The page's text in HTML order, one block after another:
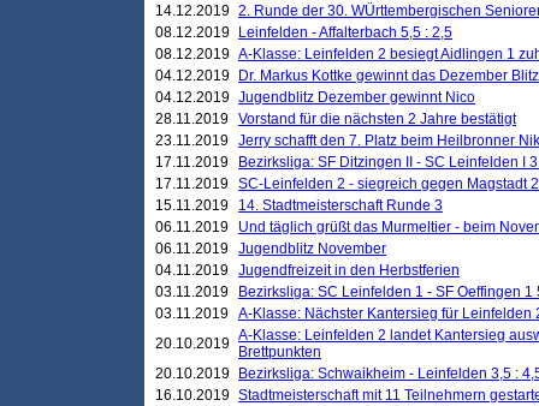
14.12.2019 2. Runde der 30. WÜrttembergischen
08.12.2019
Leinfelden - Affalterbach 5,5 : 2,5
08.12.2019 A-Klasse: Leinfelden 2 besiegt Aidlingen 1
04.12.2019
Dr. Markus Kottke gewinnt das Dezember
04.12.2019 Jugendblitz Dezember gewinnt Nico
28.11.2019 Vorstand für die nächsten 2 Jahre bestätigt
23.11.2019 Jerry schafft den 7. Platz beim Heilbronner
17.11.2019
Bezirksliga: SF Ditzingen II - SC Leinfelden I
17.11.2019 SC-Leinfelden 2 - siegreich gegen Magstadt 2
15.11.2019
14. Stadtmeisterschaft Runde 3
06.11.2019
Und täglich grüßt das Murmeltier - beim
06.11.2019 Jugendblitz November
04.11.2019 Jugendfreizeit in den Herbstferien
03.11.2019
Bezirksliga: SC Leinfelden 1 - SF Oeffingen 1
03.11.2019 A-Klasse: Nächster Kantersieg für Leinfelden
20.10.2019 A-Klasse: Leinfelden 2 landet Kantersieg
Brettpunkten
20.10.2019
Bezirksliga: Schwaikheim - Leinfelden 3,5 :
16.10.2019 Stadtmeisterschaft mit 11 Teilnehmern